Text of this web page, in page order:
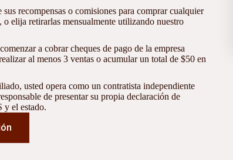
recompensas o comisiones para comprar cualquier
elija retirarlas mensualmente utilizando nuestro
a cobrar cheques de pago de la empresa
al menos 3 ventas o acumular un total de $50 en
usted opera como un contratista independiente
de presentar su propia declaración de
y el estado.